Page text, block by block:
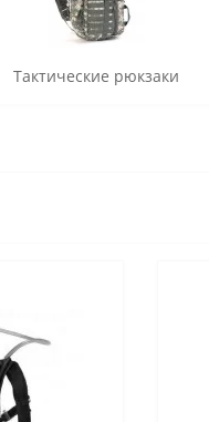
Тактические рюкзаки